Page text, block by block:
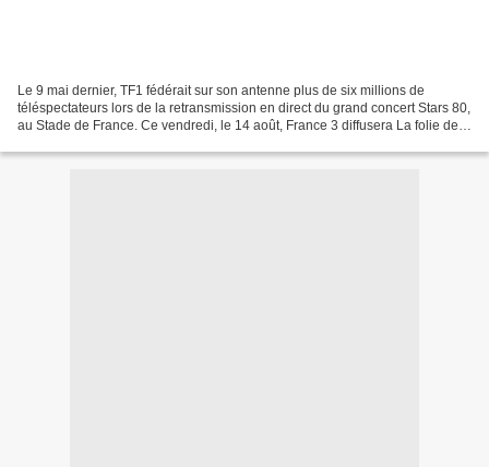
Le 9 mai dernier, TF1 fédérait sur son antenne plus de six millions de
téléspectateurs lors de la retransmission en direct du grand concert Stars 80,
au Stade de France. Ce vendredi, le 14 août, France 3 diffusera La folie des